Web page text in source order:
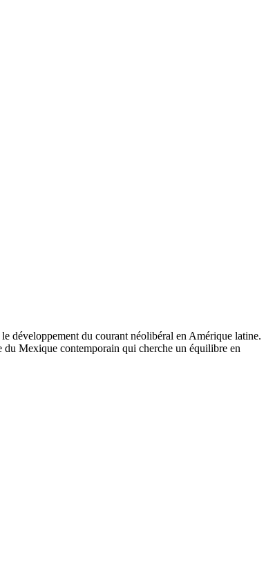
développement du courant néolibéral en Amérique latine.
Mexique contemporain qui cherche un équilibre en